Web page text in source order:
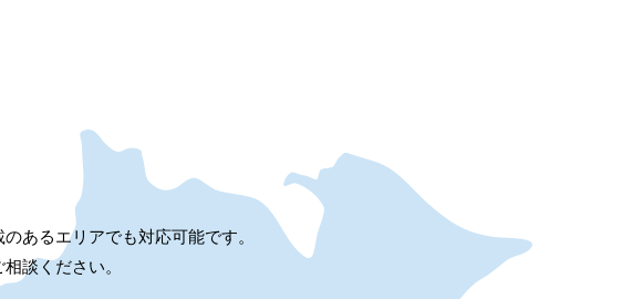
あるエリアでも対応可能です。
談ください。